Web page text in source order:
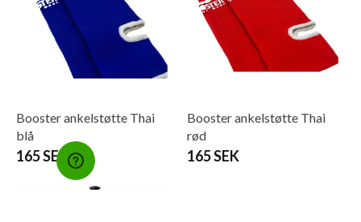
Booster ankelstøtte Thai
blå
165 SEK
Booster ankelstøtte Thai
rød
165 SEK